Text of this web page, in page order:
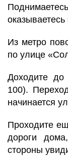
Из метро
по улице
Доходите до
100).
начинается
Проходите
дороги
стороны